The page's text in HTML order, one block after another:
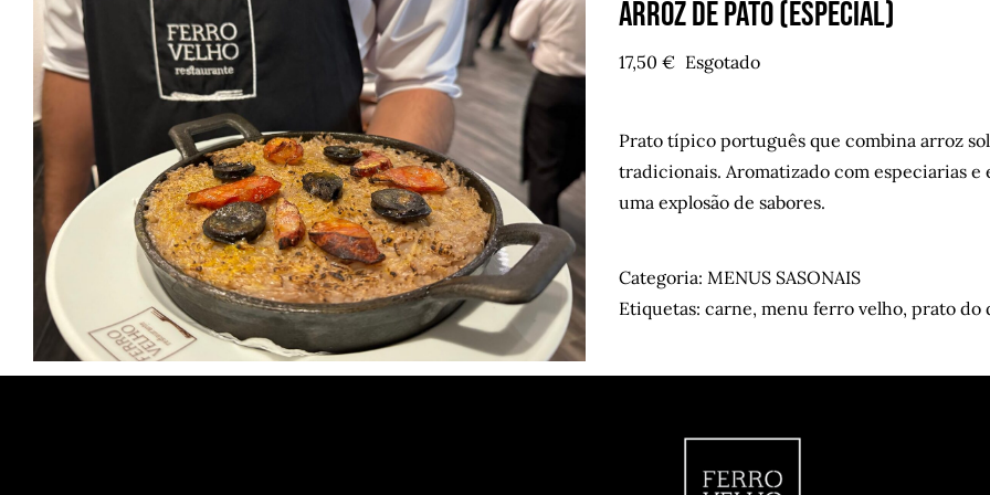
Arroz de Pato (Especial)
17,50 € Esgotado
Prato típico português que combina arroz
tradicionais. Aromatizado com especiarias
uma explosão de sabores.
Categoria: MENUS SASONAIS
Etiquetas: carne, menu ferro velho, prato do